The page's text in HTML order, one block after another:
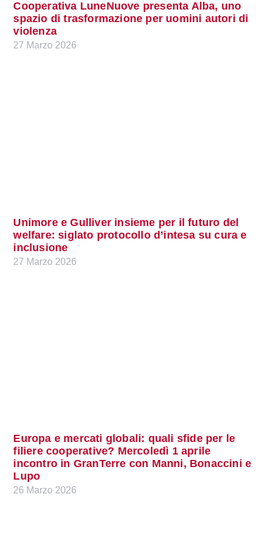
Cooperativa LuneNuove presenta Alba, uno
spazio di trasformazione per uomini autori di
violenza
27 Marzo 2026
Unimore e Gulliver insieme per il futuro del
welfare: siglato protocollo d’intesa su cura e
inclusione
27 Marzo 2026
Europa e mercati globali: quali sfide per le
filiere cooperative? Mercoledì 1 aprile
incontro in GranTerre con Manni, Bonaccini e
Lupo
26 Marzo 2026